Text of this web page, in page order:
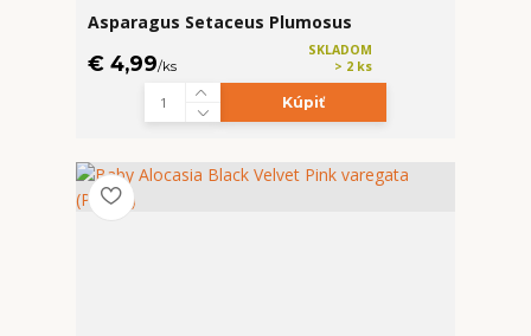
Asparagus Setaceus Plumosus
€ 4,99/ks
SKLADOM
> 2 ks
Kúpiť